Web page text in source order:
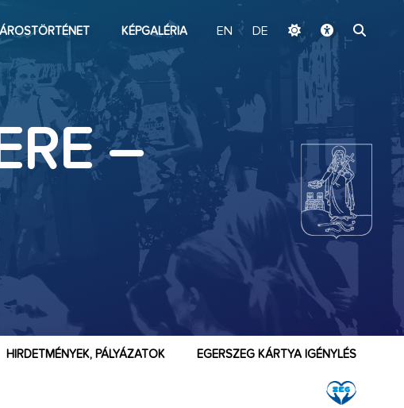
KÉPGALÉRIA EN DE
–
EGERSZEG KÁRTYA IGÉNYLÉS
HIRDETMÉNYEK, PÁLYÁZATOK